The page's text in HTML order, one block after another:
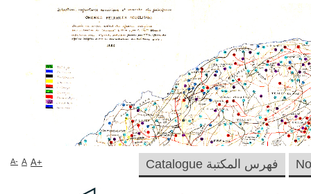
Catalogue فهرس المكتبة A- A A+